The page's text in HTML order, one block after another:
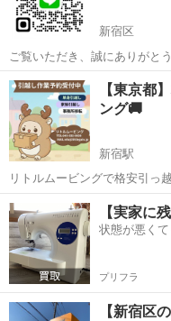
新宿区
ご覧いただき、誠にありが
と申します。 【お客様からいただきましたアンケートです】
https://ibb.co/n0yYbpP
東京 新宿区 引っ越し
【東京都
ング🚚
新宿駅
リトルムービングで格安引っ越し
のお引越しでも安心いただけ
トータルサポート いたします。 安心の法人で万が一の保障もバ
リ！ 安心の...
新宿区 新宿駅
【実家に
状態が悪く
プリフラ
【新宿区